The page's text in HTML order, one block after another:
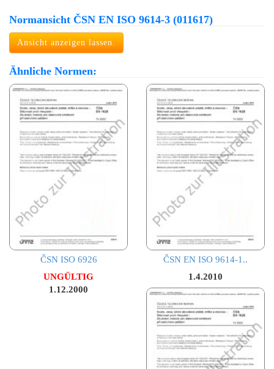
Normansicht ČSN EN ISO 9614-3 (011617)
Ansicht anzeigen lassen.
Ähnliche Normen:
ČSN ISO 6926
UNGÜLTIG
1.12.2000
ČSN EN ISO 9614-1..
1.4.2010